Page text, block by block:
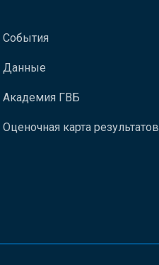
События
Данные
Академия ГВБ
Оценочная карта результатов